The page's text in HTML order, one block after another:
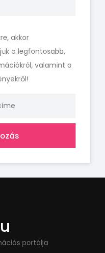
akkor
a legfontosabb,
valamint a
portálja